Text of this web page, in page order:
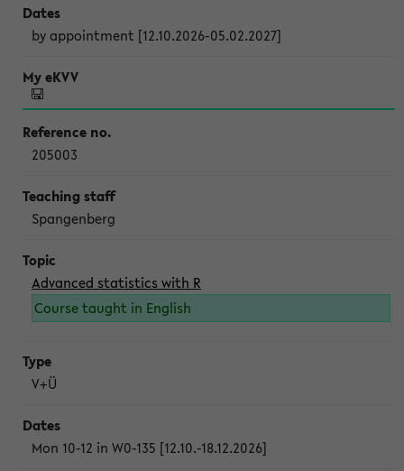
by appointment [12.10.2026-05.02.2027]
205003
Spangenberg
Advanced statistics with R
Course taught in English
V+Ü
Mon 10-12 in W0-135 [12.10.-18.12.2026]